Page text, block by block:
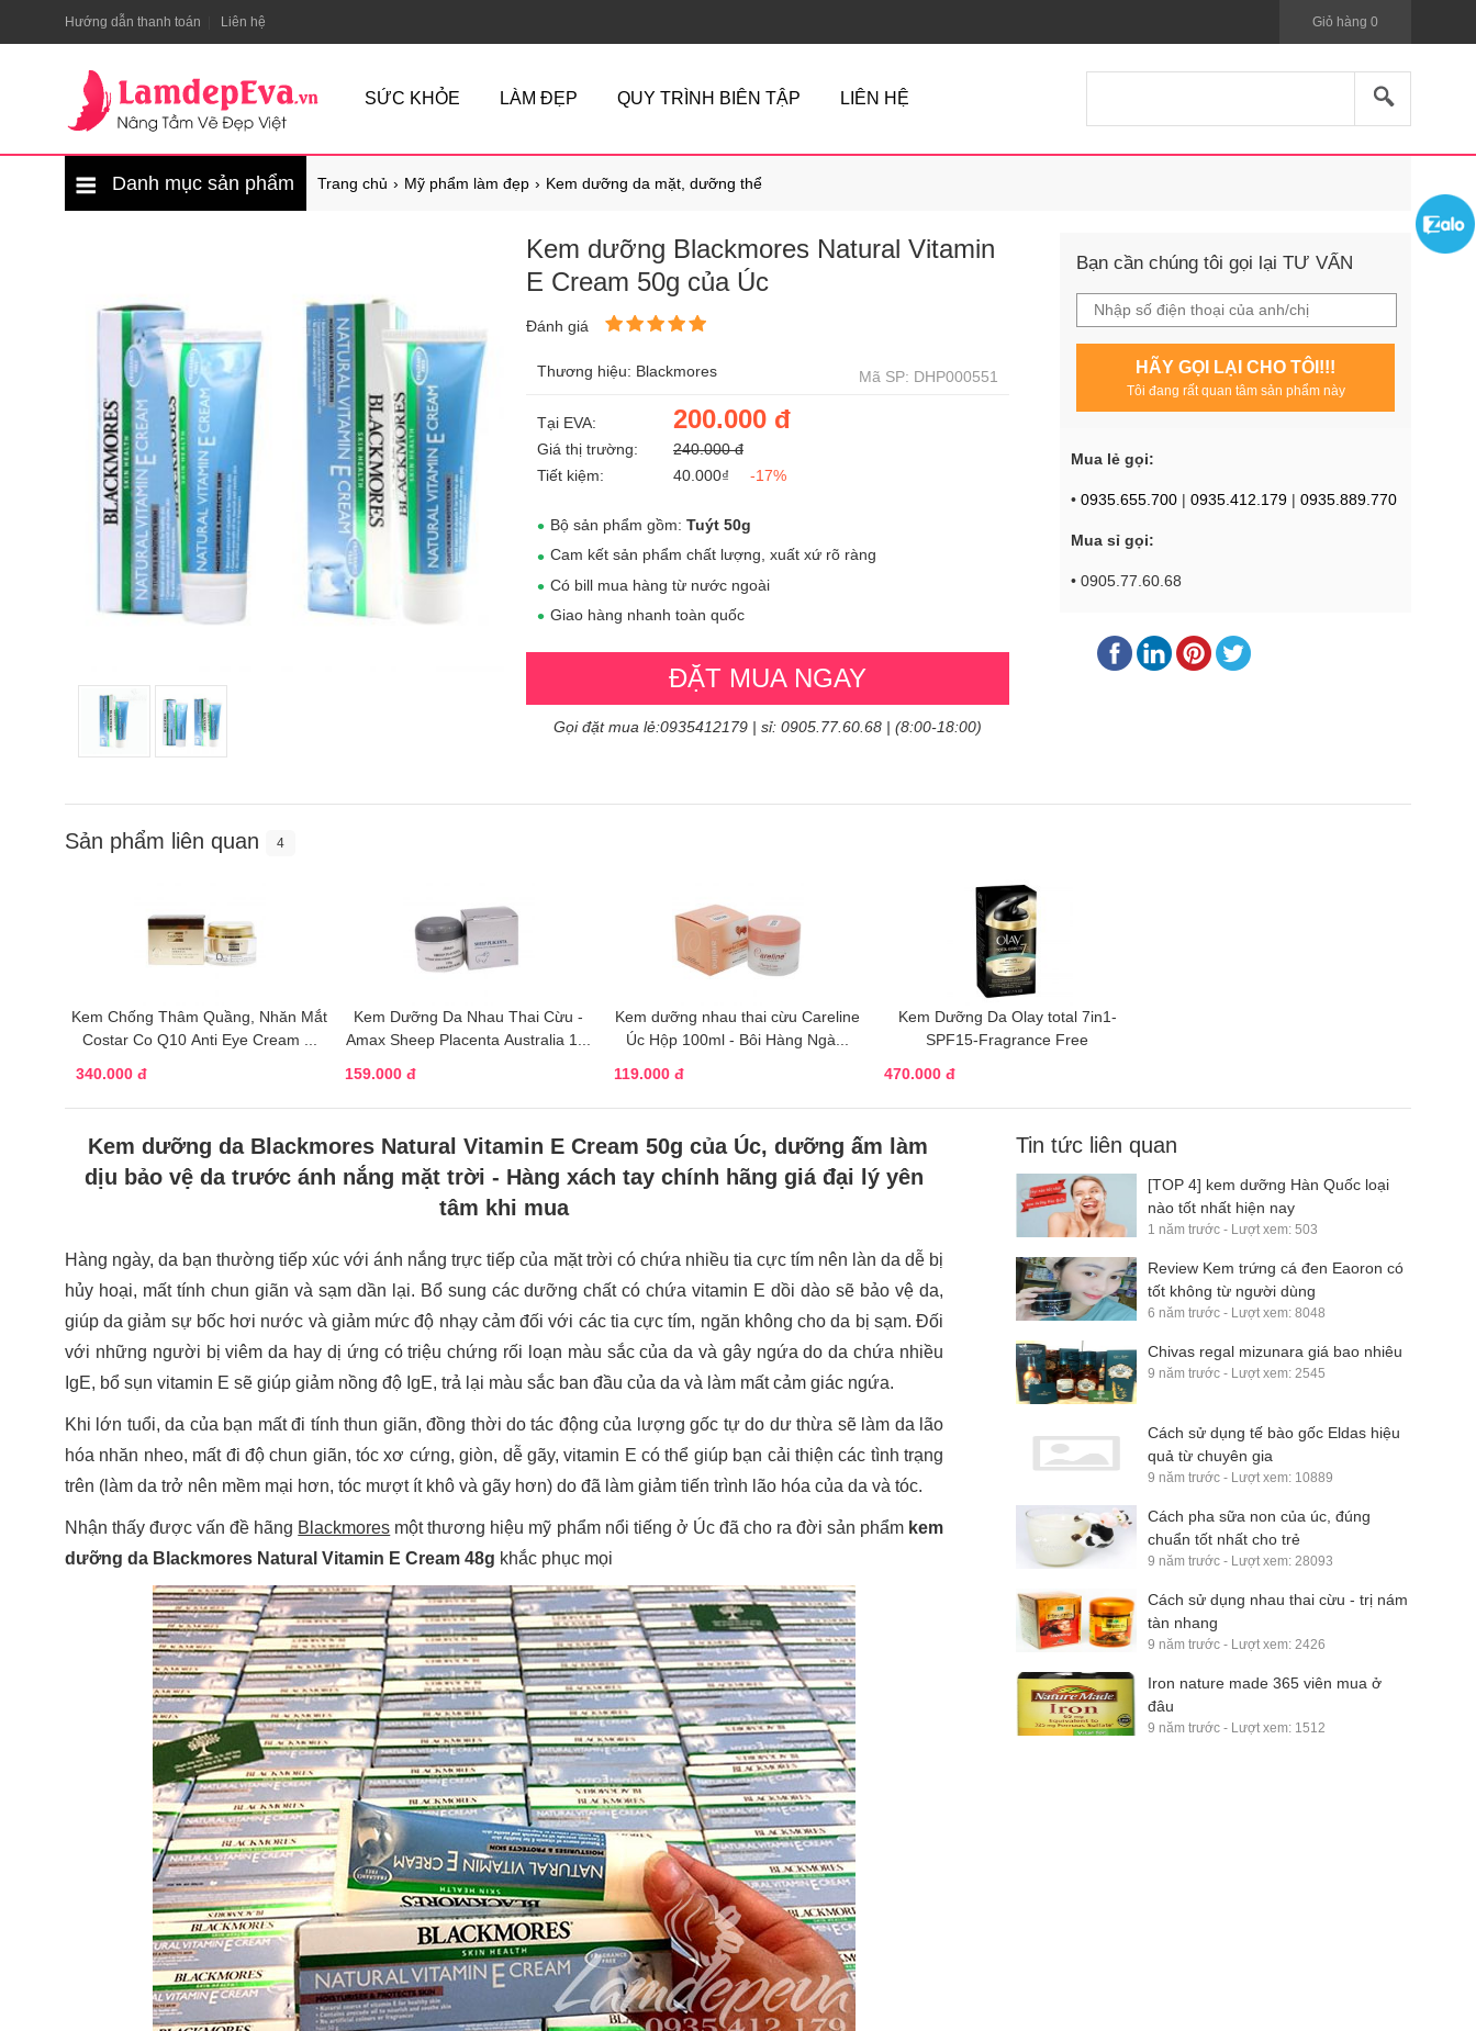
Hướng dẫn thanh toán Liên hệ Giỏ hàng 0
SỨC KHỎE LÀM ĐẸP QUY TRÌNH BIÊN TẬP LIÊN HỆ
Danh mục sản phẩm Trang chủ Mỹ phẩm làm đẹp Kem dưỡng da mặt, dưỡng thể
Kem dưỡng Blackmores Natural Vitamin
E Cream 50g của Úc
Đánh giá
Thương hiệu: Blackmores Mã SP: DHP000551
Tại EVA: 200.000 đ
Giá thị trường:
240.000 đ
Tiết kiệm:
40.000₫ -17%
Bộ sản phẩm gồm: Tuýt 50g
Cam kết sản phẩm chất lượng, xuất xứ rõ ràng
Có bill mua hàng từ nước ngoài
Giao hàng nhanh toàn quốc
ĐẶT MUA NGAY
Gọi đặt mua lẻ:0935412179 | sỉ: 0905.77.60.68 | (8:00-18:00)
Bạn cần chúng tôi gọi lại TƯ VẤN
HÃY GỌI LẠI CHO TÔI!!!
Tôi đang rất quan tâm sản phẩm này
Mua lẻ gọi:
• 0935.655.700 | 0935.412.179 | 0935.889.770
Mua sỉ gọi:
• 0905.77.60.68
Sản phẩm liên quan 4
Kem Chống Thâm Quầng, Nhăn Mắt
Costar Co Q10 Anti Eye Cream ...
340.000 đ
Kem Dưỡng Da Nhau Thai Cừu -
Amax Sheep Placenta Australia 1...
159.000 đ
Kem dưỡng nhau thai cừu Careline
Úc Hộp 100ml - Bôi Hàng Ngà...
119.000 đ
Kem Dưỡng Da Olay total 7in1-
SPF15-Fragrance Free
470.000 đ
Kem dưỡng da Blackmores Natural Vitamin E Cream 50g của Úc, dưỡng ấm làm
dịu bảo vệ da trước ánh nắng mặt trời - Hàng xách tay chính hãng giá đại lý yên
tâm khi mua
Hàng ngày, da bạn thường tiếp xúc với ánh nắng trực tiếp của mặt trời có chứa nhiều tia cực tím nên làn da dễ bị
hủy hoại, mất tính chun giãn và sạm dần lại. Bổ sung các dưỡng chất có chứa vitamin E dồi dào sẽ bảo vệ da,
giúp da giảm sự bốc hơi nước và giảm mức độ nhạy cảm đối với các tia cực tím, ngăn không cho da bị sạm. Ðối
với những người bị viêm da hay dị ứng có triệu chứng rối loạn màu sắc của da và gây ngứa do da chứa nhiều
IgE, bổ sụn vitamin E sẽ giúp giảm nồng độ IgE, trả lại màu sắc ban đầu của da và làm mất cảm giác ngứa.
Khi lớn tuổi, da của bạn mất đi tính thun giãn, đồng thời do tác động của lượng gốc tự do dư thừa sẽ làm da lão
hóa nhăn nheo, mất đi độ chun giãn, tóc xơ cứng, giòn, dễ gãy, vitamin E có thể giúp bạn cải thiện các tình trạng
trên (làm da trở nên mềm mại hơn, tóc mượt ít khô và gãy hơn) do đã làm giảm tiến trình lão hóa của da và tóc.
Nhận thấy được vấn đề hãng Blackmores một thương hiệu mỹ phẩm nổi tiếng ở Úc đã cho ra đời sản phẩm kem
dưỡng da Blackmores Natural Vitamin E Cream 48g khắc phục mọi
Tin tức liên quan
[TOP 4] kem dưỡng Hàn Quốc loại
nào tốt nhất hiện nay
1 năm trước - Lượt xem: 503
Review Kem trứng cá đen Eaoron có
tốt không từ người dùng
6 năm trước - Lượt xem: 8048
Chivas regal mizunara giá bao nhiêu
9 năm trước - Lượt xem: 2545
Cách sử dụng tế bào gốc Eldas hiệu
quả từ chuyên gia
9 năm trước - Lượt xem: 10889
Cách pha sữa non của úc, đúng
chuẩn tốt nhất cho trẻ
9 năm trước - Lượt xem: 28093
Cách sử dụng nhau thai cừu - trị nám
tàn nhang
9 năm trước - Lượt xem: 2426
Iron nature made 365 viên mua ở
đâu
9 năm trước - Lượt xem: 1512